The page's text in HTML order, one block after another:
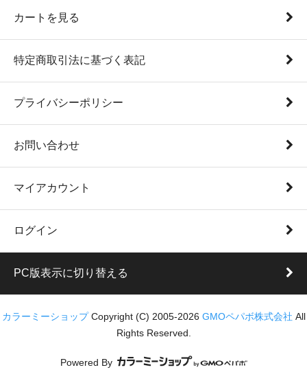
カートを見る
特定商取引法に基づく表記
プライバシーポリシー
お問い合わせ
マイアカウント
ログイン
PC版表示に切り替える
カラーミーショップCopyright (C) 2005-2026 GMOペパボ株式会社 All
Rights Reserved.
Powered By